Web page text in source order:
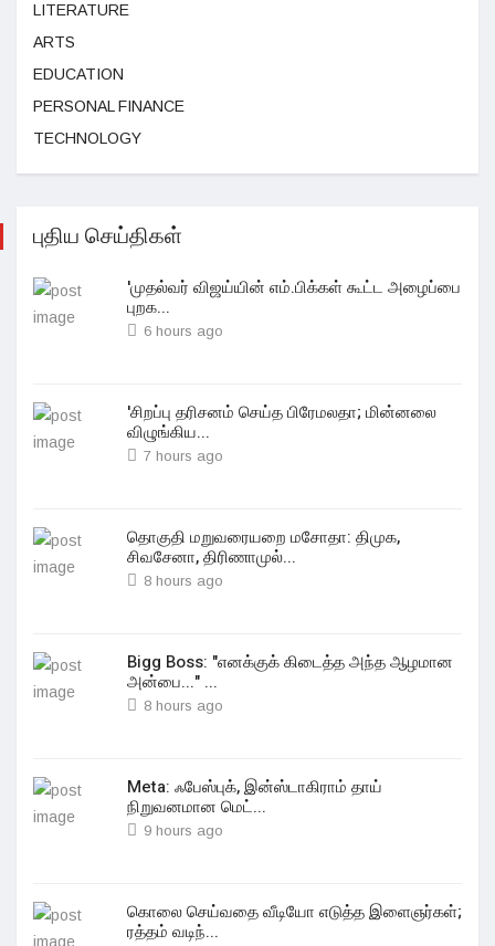
LITERATURE
ARTS
EDUCATION
PERSONAL FINANCE
TECHNOLOGY
புதிய செய்திகள்
'முதல்வர் விஜய்யின் எம்.பிக்கள் கூட்ட அழைப்பை
புறக...
6 hours ago
'சிறப்பு தரிசனம் செய்த பிரேமலதா; மின்னலை
விழுங்கிய...
7 hours ago
தொகுதி மறுவரையறை மசோதா: திமுக,
சிவசேனா, திரிணாமுல்...
8 hours ago
Bigg Boss: "எனக்குக் கிடைத்த அந்த ஆழமான
அன்பை..." ...
8 hours ago
Meta: ஃபேஸ்புக், இன்ஸ்டாகிராம் தாய்
நிறுவனமான மெட்...
9 hours ago
கொலை செய்வதை வீடியோ எடுத்த இளைஞர்கள்;
ரத்தம் வடிந்...